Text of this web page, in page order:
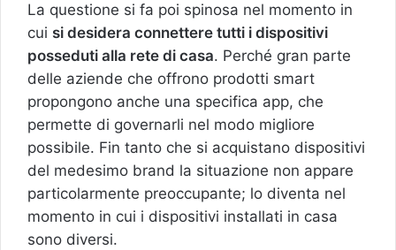
La questione si fa poi spinosa nel momento in
cui si desidera connettere tutti i dispositivi
posseduti alla rete di casa. Perché gran parte
delle aziende che offrono prodotti smart
propongono anche una specifica app, che
permette di governarli nel modo migliore
possibile. Fin tanto che si acquistano dispositivi
del medesimo brand la situazione non appare
particolarmente preoccupante; lo diventa nel
momento in cui i dispositivi installati in casa
sono diversi.